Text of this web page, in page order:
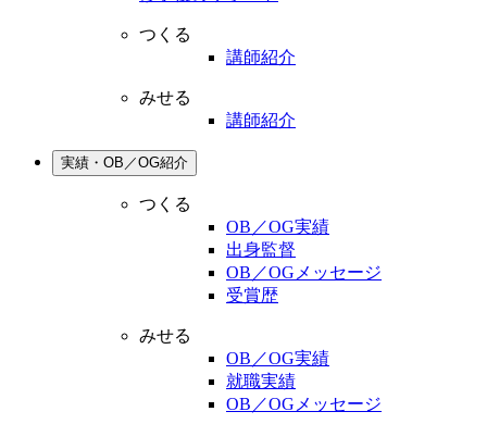
つくる
講師紹介
みせる
講師紹介
実績・OB／OG紹介
つくる
OB／OG実績
出身監督
OB／OGメッセージ
受賞歴
みせる
OB／OG実績
就職実績
OB／OGメッセージ